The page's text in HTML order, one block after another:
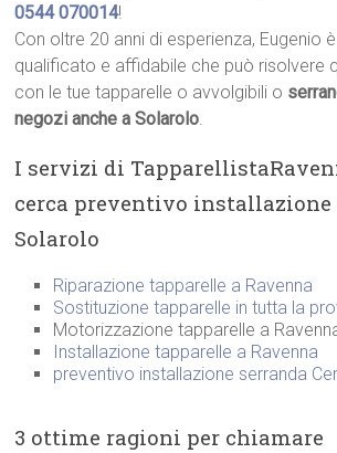
0544 070014!
Con oltre 20 anni di esperienza, Eugenio
qualificato e affidabile che può risolvere
con le tue tapparelle o avvolgibili o
negozi anche a Solarolo.
I servizi di
cerca preventivo installazione
Solarolo
Riparazione tapparelle a Ravenna
Sostituzione tapparelle in tutta la
Motorizzazione tapparelle a
Installazione tapparelle a Ravenna
preventivo installazione serranda
3 ottime ragioni per chiamare